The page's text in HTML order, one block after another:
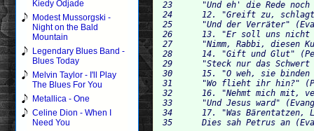
Kiedy Odjade
Modest Mussorgski -
Night on the Bald
Mountain
Legendary Blues Band -
Blues Today
Melvin Taylor - I'll Play
The Blues For You
Metallica - One
Celine Dion - When I
Need You
23 	"Und eh' die Rede noch geendigt war" (Evangelist)	0:14
24 	12. "Greift zu, schlagt tot"	1:09
25 	"Und der Verräter" (Evangelist, Judas)	0:22
26 	13. "Er soll uns nicht entlaufen"		0:32
27 	"Nimm, Rabbi, diesen Kuß von mir" (Judas, Jesus)	0:22
28 	14. "Gift und Glut" (Petrus)	1:55
29 	"Steck nur das Schwert an seinen Ort" (Jesus)	1:53
30 	15. "O weh, sie binden ihn mit Strick und Ketten"	0:46
31 	"Wo flieht ihr hin?" (Petrus)	0:46
32 	16. "Nehmt mich mit, verzagte Scharen" (Petrus)	3:23
33 	"Und Jesus ward" (Evangelist, Caiphas, Jesus, ein Kriegsknecht)		1:33
34 	17. "Was Bärentatzen, Löwenklauen trotz ihrer Wut sich nicht getrauen" (Tochter Zion)	4:01